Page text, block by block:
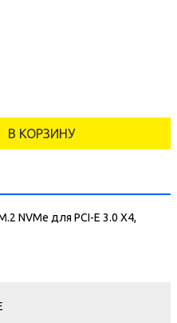
В КОРЗИНУ
NVMe для PCI-E 3.0 X4,